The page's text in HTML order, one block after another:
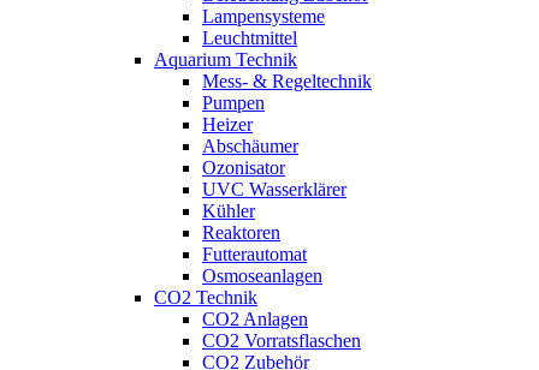
Lampensysteme
Leuchtmittel
Aquarium Technik
Mess- & Regeltechnik
Pumpen
Heizer
Abschäumer
Ozonisator
UVC Wasserklärer
Kühler
Reaktoren
Futterautomat
Osmoseanlagen
CO2 Technik
CO2 Anlagen
CO2 Vorratsflaschen
CO2 Zubehör